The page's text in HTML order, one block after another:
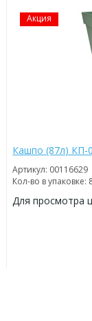
Акция
Кашпо (87л) КП-
Артикул: 00116629
Кол-во в упаковке:
Для просмотра